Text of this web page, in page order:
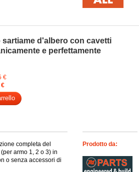
sartiame d'albero con cavetti
e perfettamente
€
€
completa del
armo 1, 2 o 3) in
o senza accessori di
Prodotto da: